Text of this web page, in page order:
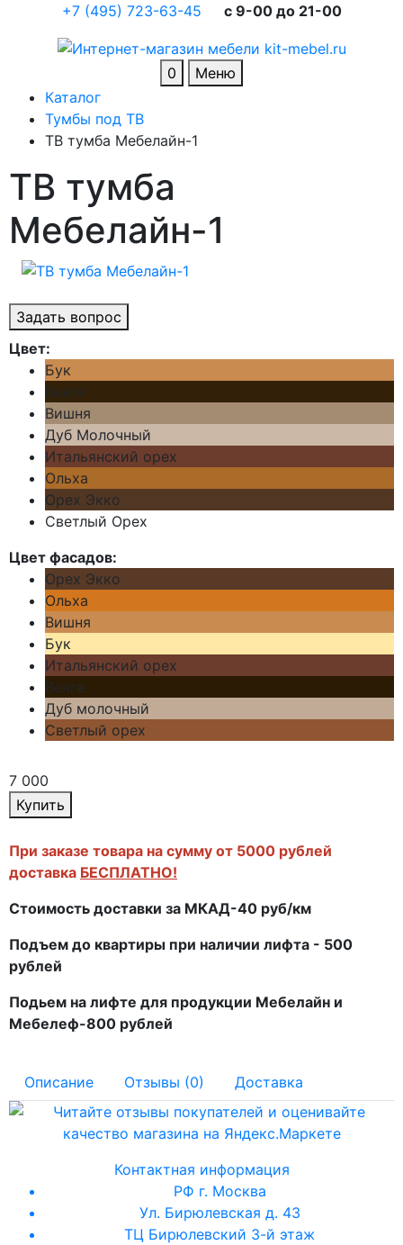
+7 (495) 723-63-45 c 9-00 до 21-00
0
Меню
Каталог
Тумбы под ТВ
ТВ тумба Мебелайн-1
ТВ тумба
Мебелайн-1
Задать вопрос
Цвет:
Бук
Венге
Вишня
Дуб Молочный
Итальянский орех
Ольха
Орех Экко
Светлый Орех
Цвет фасадов:
Орех Экко
Ольха
Вишня
Бук
Итальянский орех
Венге
Дуб молочный
Светлый орех
7 000
Купить
При заказе товара на сумму от 5000 рублей
доставка БЕСПЛАТНО!
Стоимость доставки за МКАД-40 руб/км
Подъем до квартиры при наличии лифта - 500
рублей
Подьем на лифте для продукции Мебелайн и
Мебелеф-800 рублей
Описание Отзывы (0) Доставка
Контактная информация
РФ г. Москва
Ул. Бирюлевская д. 43
ТЦ Бирюлевский 3-й этаж